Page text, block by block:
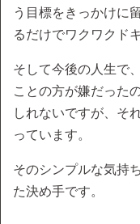
う目標をきっかけに
るだけでワクワクド
そして今後の人生で
ことの方が嫌だった
しれないですが、そ
っています。
そのシンプルな気持
た決め手です。